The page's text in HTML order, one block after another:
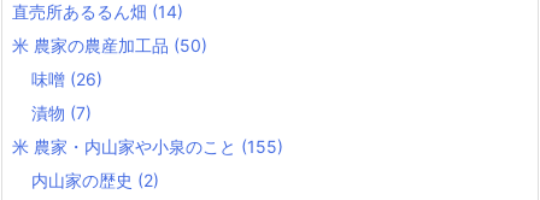
直売所あるるん畑 (14)
米 農家の農産加工品 (50)
味噌 (26)
漬物 (7)
米 農家・内山家や小泉のこと (155)
内山家の歴史 (2)